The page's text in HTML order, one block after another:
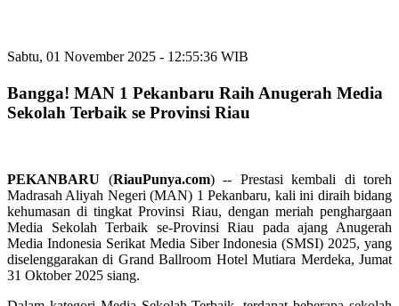
Sabtu, 01 November 2025 - 12:55:36 WIB
Bangga! MAN 1 Pekanbaru Raih Anugerah Media
Sekolah Terbaik se Provinsi Riau
PEKANBARU (RiauPunya.com) -- Prestasi kembali di toreh
Madrasah Aliyah Negeri (MAN) 1 Pekanbaru, kali ini diraih bidang
kehumasan di tingkat Provinsi Riau, dengan meriah penghargaan
Media Sekolah Terbaik se-Provinsi Riau pada ajang Anugerah
Media Indonesia Serikat Media Siber Indonesia (SMSI) 2025, yang
diselenggarakan di Grand Ballroom Hotel Mutiara Merdeka, Jumat
31 Oktober 2025 siang.